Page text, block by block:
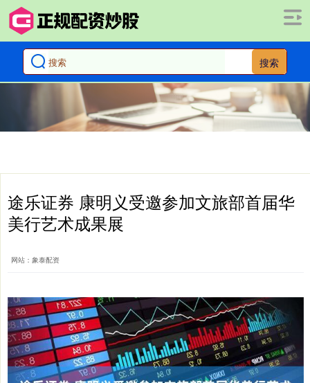
搜索
途乐证券 康明义受邀参加文旅部首届华
美行艺术成果展
网站：象泰配资